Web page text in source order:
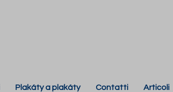
Plakáty a plakáty Contatti Articoli